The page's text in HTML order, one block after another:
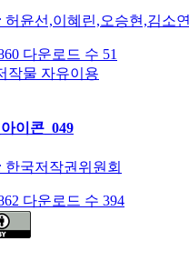
허윤선,이혜린,오승현,김소연
다운로드 수 51
이콘_049
한국저작권위원회
다운로드 수 394